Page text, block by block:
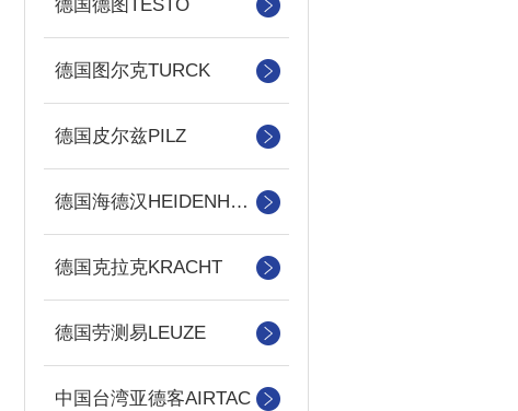
德国德图TESTO
德国图尔克TURCK
德国皮尔兹PILZ
德国海德汉HEIDENHAIN
德国克拉克KRACHT
德国劳测易LEUZE
中国台湾亚德客AIRTAC